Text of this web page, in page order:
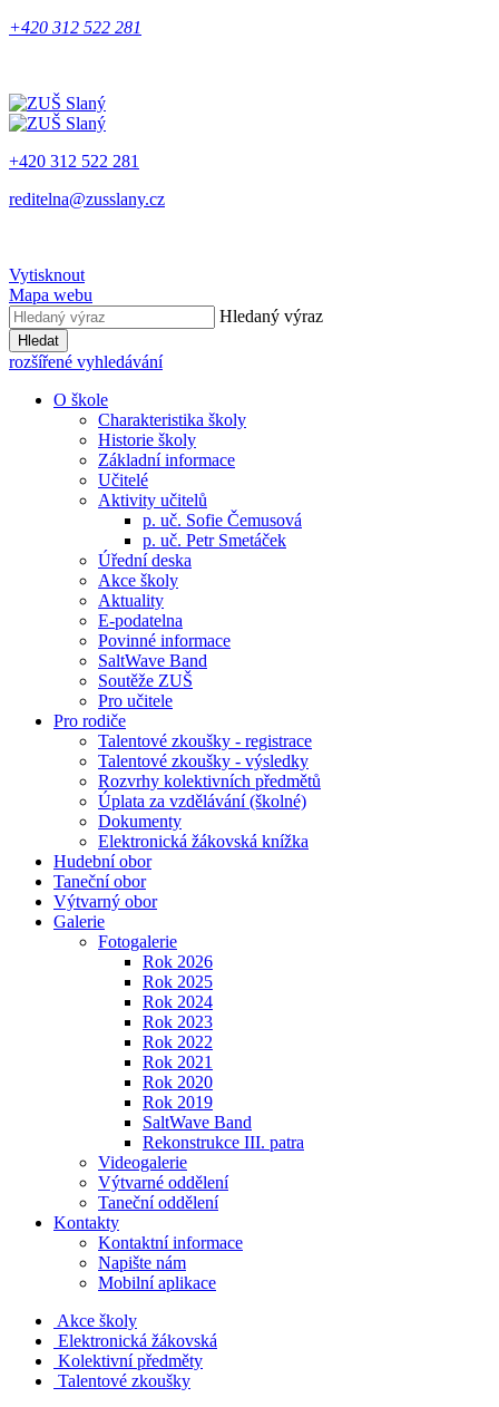
+420 312 522 281
+420 312 522 281
reditelna@zusslany.cz
Vytisknout
Mapa webu
Hledaný výraz
Hledat
rozšířené vyhledávání
O škole
Charakteristika školy
Historie školy
Základní informace
Učitelé
Aktivity učitelů
p. uč. Sofie Čemusová
p. uč. Petr Smetáček
Úřední deska
Akce školy
Aktuality
E-podatelna
Povinné informace
SaltWave Band
Soutěže ZUŠ
Pro učitele
Pro rodiče
Talentové zkoušky - registrace
Talentové zkoušky - výsledky
Rozvrhy kolektivních předmětů
Úplata za vzdělávání (školné)
Dokumenty
Elektronická žákovská knížka
Hudební obor
Taneční obor
Výtvarný obor
Galerie
Fotogalerie
Rok 2026
Rok 2025
Rok 2024
Rok 2023
Rok 2022
Rok 2021
Rok 2020
Rok 2019
SaltWave Band
Rekonstrukce III. patra
Videogalerie
Výtvarné oddělení
Taneční oddělení
Kontakty
Kontaktní informace
Napište nám
Mobilní aplikace
Akce školy
Elektronická žákovská
Kolektivní předměty
Talentové zkoušky